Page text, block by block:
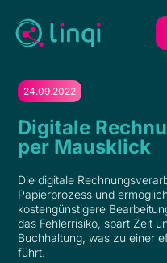
24.09.2022
Digitale
per Mausklick
Die digitale
Papierprozess und
kostengünstigere
das Fehlerrisiko, spart Zeit
Buchhaltung, was zu einer
führt.